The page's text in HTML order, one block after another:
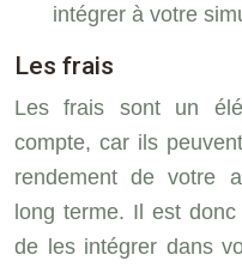
intégrer à votre
Les frais
Les frais sont un
compte, car ils
rendement de votre
long terme. Il est
de les intégrer dans